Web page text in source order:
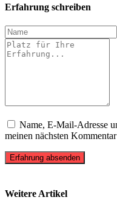
Erfahrung schreiben
Name, E-Mail-Adresse
meinen nächsten
Erfahrung absenden
Weitere Artikel